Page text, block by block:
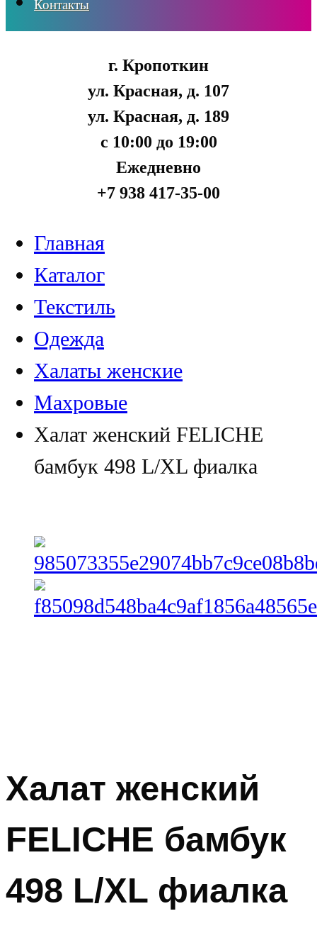
Контакты
г. Кропоткин
ул. Красная, д. 107
ул. Красная, д. 189
с 10:00 до 19:00
Ежедневно
+7 938 417-35-00
Главная
Каталог
Текстиль
Одежда
Халаты женские
Махровые
Халат женский FELICHE
бамбук 498 L/XL фиалка
Халат женский
FELICHE бамбук
498 L/XL фиалка